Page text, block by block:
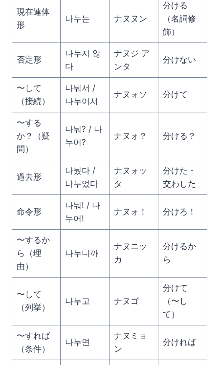
現在連体
形
나누는 ナヌヌン
分ける
（名詞修
飾）
否定形
나누지 않
다
ナヌジ ア
ンタ
分けない
〜して
（接続）
나눠서 /
나누어서
ナヌォソ 分けて
〜する
か？（疑
問）
나눠? / 나
누어?
ナヌォ？ 分ける？
過去形
나눴다 /
나누었다
ナヌォッ
タ
分けた・
交わした
命令形
나눠! / 나
누어!
ナヌォ！ 分けろ！
〜するか
ら（理
由）
나누니까
ナヌニッ
カ
分けるか
ら
〜して
（列挙）
나누고 ナヌゴ
分けて
（〜し
て）
〜すれば
（条件）
나누면
ナヌミョ
ン
分ければ